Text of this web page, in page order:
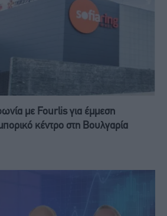
με Fourlis για έμμεση
κέντρο στη Βουλγαρία